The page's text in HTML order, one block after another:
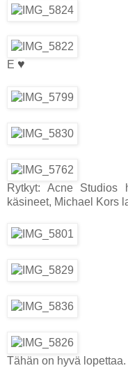
E ♥
Rytkyt: Acne
käsineet, Michael Kors
Tähän on hyvä lopettaa.